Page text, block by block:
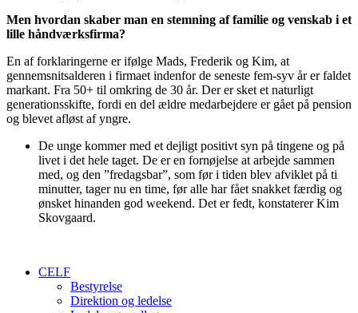
Men hvordan skaber man en stemning af familie og venskab i et
lille håndværksfirma?
En af forklaringerne er ifølge Mads, Frederik og Kim, at
gennemsnitsalderen i firmaet indenfor de seneste fem-syv år er faldet
markant. Fra 50+ til omkring de 30 år. Der er sket et naturligt
generationsskifte, fordi en del ældre medarbejdere er gået på pension
og blevet afløst af yngre.
De unge kommer med et dejligt positivt syn på tingene og på
livet i det hele taget. De er en fornøjelse at arbejde sammen
med, og den ”fredagsbar”, som før i tiden blev afviklet på ti
minutter, tager nu en time, før alle har fået snakket færdig og
ønsket hinanden god weekend. Det er fedt, konstaterer Kim
Skovgaard.
CELF
Bestyrelse
Direktion og ledelse